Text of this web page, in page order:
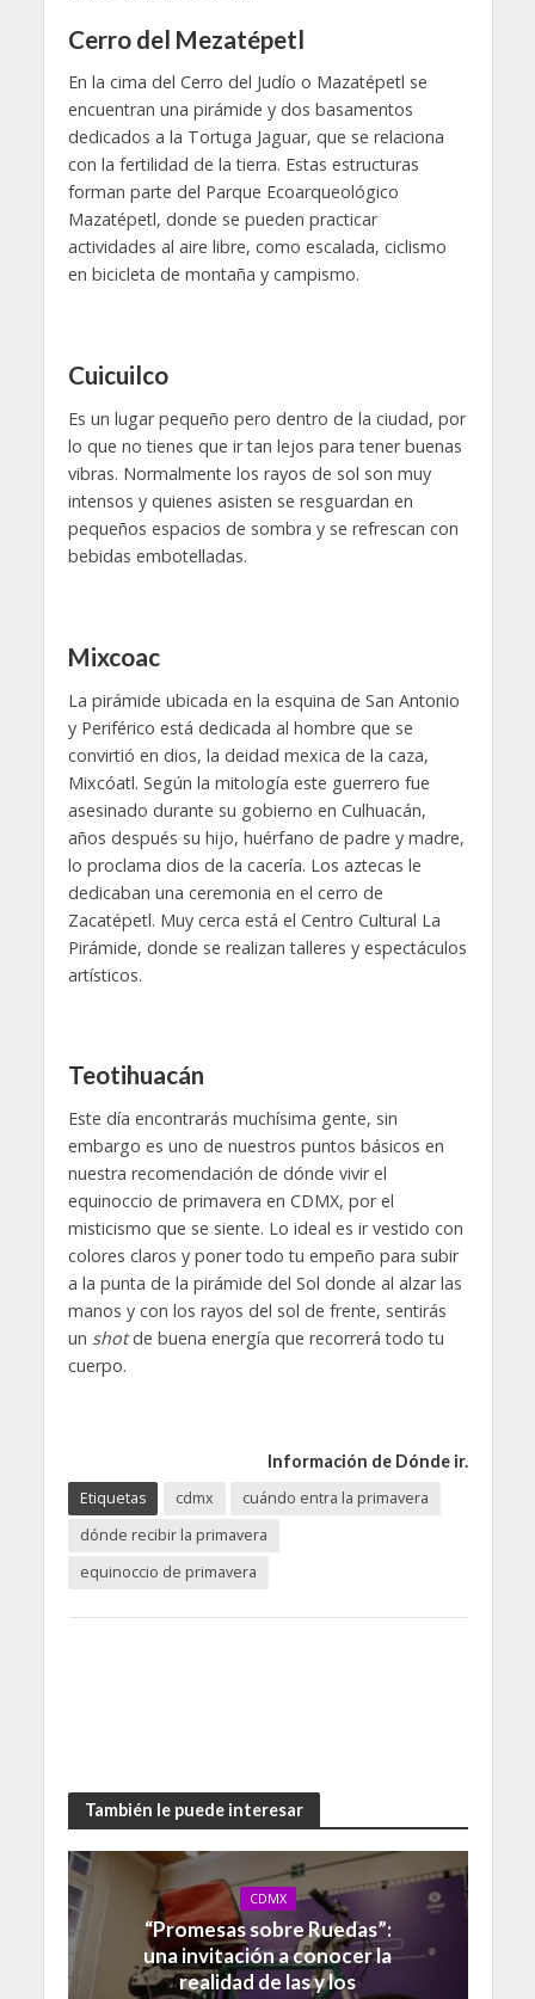
Cerro del Mezatépetl
En la cima del Cerro del Judío o Mazatépetl se
encuentran una pirámide y dos basamentos
dedicados a la Tortuga Jaguar, que se relaciona
con la fertilidad de la tierra. Estas estructuras
forman parte del Parque Ecoarqueológico
Mazatépetl, donde se pueden practicar
actividades al aire libre, como escalada, ciclismo
en bicicleta de montaña y campismo.
Cuicuilco
Es un lugar pequeño pero dentro de la ciudad, por
lo que no tienes que ir tan lejos para tener buenas
vibras. Normalmente los rayos de sol son muy
intensos y quienes asisten se resguardan en
pequeños espacios de sombra y se refrescan con
bebidas embotelladas.
Mixcoac
La pirámide ubicada en la esquina de San Antonio
y Periférico está dedicada al hombre que se
convirtió en dios, la deidad mexica de la caza,
Mixcóatl. Según la mitología este guerrero fue
asesinado durante su gobierno en Culhuacán,
años después su hijo, huérfano de padre y madre,
lo proclama dios de la cacería. Los aztecas le
dedicaban una ceremonia en el cerro de
Zacatépetl. Muy cerca está el Centro Cultural La
Pirámide, donde se realizan talleres y espectáculos
artísticos.
Teotihuacán
Este día encontrarás muchísima gente, sin
embargo es uno de nuestros puntos básicos en
nuestra recomendación de dónde vivir el
equinoccio de primavera en CDMX, por el
misticismo que se siente. Lo ideal es ir vestido con
colores claros y poner todo tu empeño para subir
a la punta de la pirámide del Sol donde al alzar las
manos y con los rayos del sol de frente, sentirás
un shotde buena energía que recorrerá todo tu
cuerpo.
Información de Dónde ir.
Etiquetas
cdmx
cuándo entra la primavera
dónde recibir la primavera
equinoccio de primavera
También le puede interesar
CDMX
“Promesas sobre Ruedas”:
una invitación a conocer la
realidad de las y los